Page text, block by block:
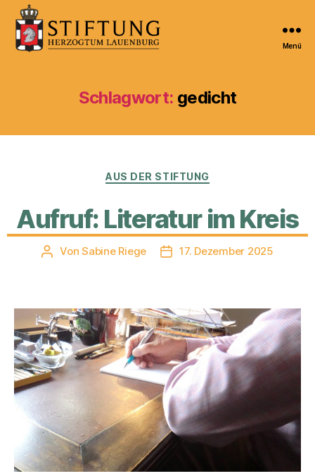
Menü
Schlagwort: gedicht
Kategorien
AUS DER STIFTUNG
Aufruf: Literatur im Kreis
Beitragsautor
VonSabine Riege Veröffentlichungsdatum
17. Dezember 2025